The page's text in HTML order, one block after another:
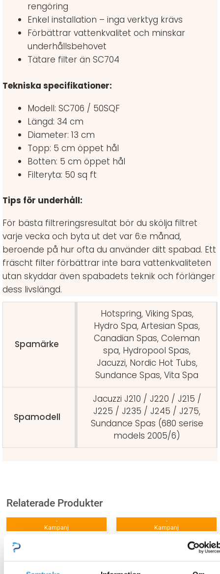
rengöring
Enkel installation – inga verktyg krävs
Förbättrar vattenkvalitet och minskar
underhållsbehovet
Tätare filter än SC704
Tekniska specifikationer:
Modell: SC706 / 50SQF
Längd: 34 cm
Diameter: 13 cm
Topp: 5 cm öppet hål
Botten: 5 cm öppet hål
Filteryta: 50 sq ft
Tips för underhåll:
För bästa filtreringsresultat bör du skölja filtret
varje vecka och byta ut det var 6:e månad,
beroende på hur ofta du använder ditt spabad. Ett
fräscht filter förbättrar inte bara vattenkvaliteten
utan skyddar även spabadets teknik och förlänger
dess livslängd.
Spamärke
Hotspring, Viking Spas,
Hydro Spa, Artesian Spas,
Canadian Spas, Coleman
spa, Hydropool Spas,
Jacuzzi, Nordic Hot Tubs,
Sundance Spas, Vita Spa
Spamodell
Jacuzzi J210 / J220 / J215 /
J225 / J235 / J245 / J275,
Sundance Spas (680 serise
models 2005/6)
Relaterade Produkter
-
Kampanj
-
Kampanj